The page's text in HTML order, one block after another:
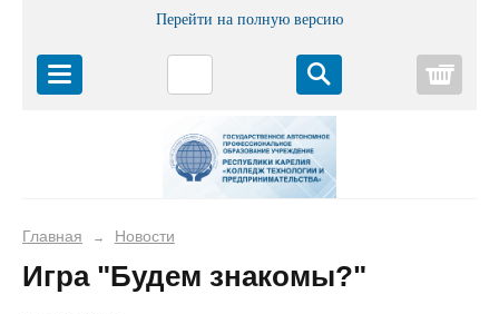
Перейти на полную версию
Главная → Новости
Игра "Будем знакомы?"